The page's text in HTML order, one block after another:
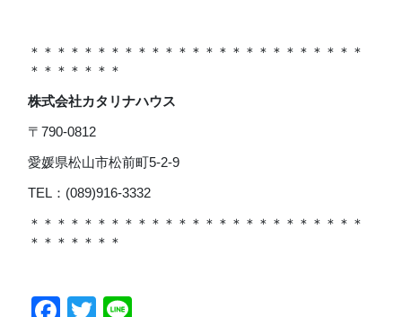
＊＊＊＊＊＊＊＊＊＊＊＊＊＊＊＊＊＊＊＊＊＊＊＊＊
＊＊＊＊＊＊＊
株式会社カタリナハウス
〒790-0812
愛媛県松山市松前町5-2-9
TEL：(089)916-3332
＊＊＊＊＊＊＊＊＊＊＊＊＊＊＊＊＊＊＊＊＊＊＊＊＊
＊＊＊＊＊＊＊